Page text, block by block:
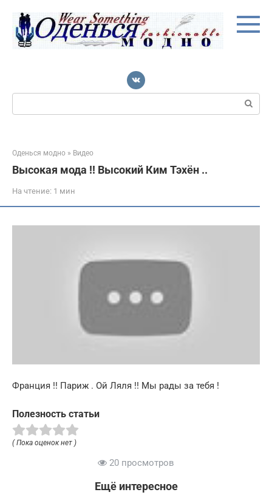
контенту
Поиск:
Оденься модно » Видео
Высокая мода !! Высокий Ким Тэхён ..
На чтение: 1 мин
Франция !! Париж . Ой Ляля !! Мы рады за тебя !
Полезность статьи
( Пока оценок нет )
20 просмотров
Ещё интересное